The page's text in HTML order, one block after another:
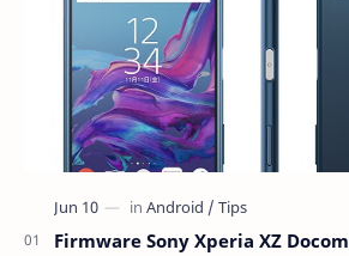
Firmware Sony Xperia XZ